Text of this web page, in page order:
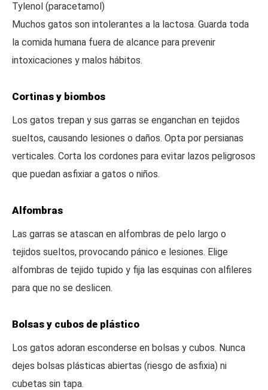
Tylenol (paracetamol)
Muchos gatos son intolerantes a la lactosa. Guarda toda
la comida humana fuera de alcance para prevenir
intoxicaciones y malos hábitos.
Cortinas y biombos
Los gatos trepan y sus garras se enganchan en tejidos
sueltos, causando lesiones o daños. Opta por persianas
verticales. Corta los cordones para evitar lazos peligrosos
que puedan asfixiar a gatos o niños.
Alfombras
Las garras se atascan en alfombras de pelo largo o
tejidos sueltos, provocando pánico e lesiones. Elige
alfombras de tejido tupido y fija las esquinas con alfileres
para que no se deslicen.
Bolsas y cubos de plástico
Los gatos adoran esconderse en bolsas y cubos. Nunca
dejes bolsas plásticas abiertas (riesgo de asfixia) ni
cubetas sin tapa.